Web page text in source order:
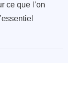
ce que l’on